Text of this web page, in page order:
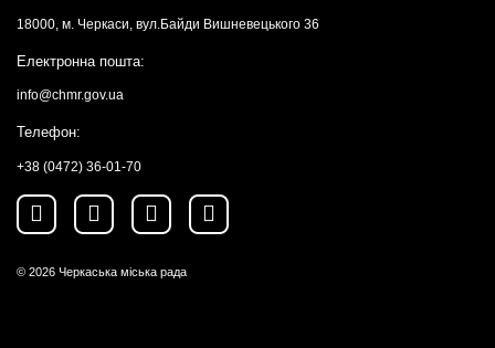
18000, м. Черкаси, вул.Байди Вишневецького 36
Електронна пошта:
info@chmr.gov.ua
Телефон:
+38 (0472) 36-01-70
© 2026 Черкаська міська рада